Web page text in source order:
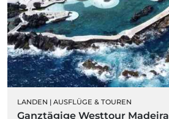
LANDEN | AUSFLÜGE & TOUREN
Ganztägige Westtour Madeira